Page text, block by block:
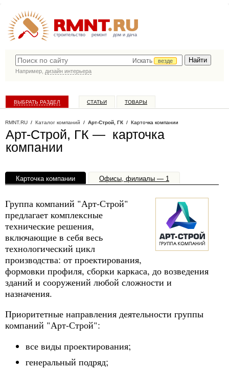
строительство ремонт дом и дача
Искать
везде
Например, дизайн интерьера
ВЫБРАТЬ РАЗДЕЛ СТАТЬИ ТОВАРЫ
RMNT.RU / Каталог компаний / Арт-Строй, ГК / Карточка компании
Арт-Строй, ГК — карточка
компании
Карточка компании Офисы, филиалы — 1
Группа компаний "Арт-Строй"
предлагает комплексные
технические решения,
включающие в себя весь
технологический цикл
производства: от проектирования,
формовки профиля, сборки каркаса, до возведения
зданий и сооружений любой сложности и
назначения.
Приоритетные направления деятельности группы
компаний "Арт-Строй":
все виды проектирования;
генеральный подряд;